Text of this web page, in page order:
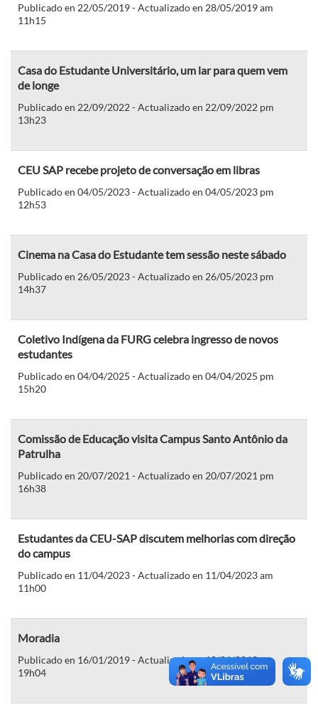
Publicado en 22/05/2019 - Actualizado en 28/05/2019 am
11h15
Casa do Estudante Universitário, um lar para quem vem
de longe
Publicado en 22/09/2022 - Actualizado en 22/09/2022 pm
13h23
CEU SAP recebe projeto de conversação em libras
Publicado en 04/05/2023 - Actualizado en 04/05/2023 pm
12h53
Cinema na Casa do Estudante tem sessão neste sábado
Publicado en 26/05/2023 - Actualizado en 26/05/2023 pm
14h37
Coletivo Indígena da FURG celebra ingresso de novos
estudantes
Publicado en 04/04/2025 - Actualizado en 04/04/2025 pm
15h20
Comissão de Educação visita Campus Santo Antônio da
Patrulha
Publicado en 20/07/2021 - Actualizado en 20/07/2021 pm
16h38
Estudantes da CEU-SAP discutem melhorias com direção
do campus
Publicado en 11/04/2023 - Actualizado en 11/04/2023 am
11h00
Moradia
Publicado en 16/01/2019 - Actualizado en 18/01/2019 pm
19h04